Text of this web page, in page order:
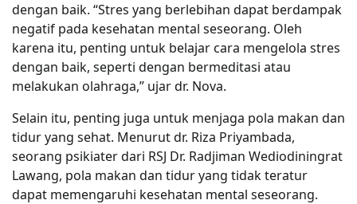
dengan baik. “Stres yang berlebihan dapat berdampak
negatif pada kesehatan mental seseorang. Oleh
karena itu, penting untuk belajar cara mengelola stres
dengan baik, seperti dengan bermeditasi atau
melakukan olahraga,” ujar dr. Nova.
Selain itu, penting juga untuk menjaga pola makan dan
tidur yang sehat. Menurut dr. Riza Priyambada,
seorang psikiater dari RSJ Dr. Radjiman Wediodiningrat
Lawang, pola makan dan tidur yang tidak teratur
dapat memengaruhi kesehatan mental seseorang.